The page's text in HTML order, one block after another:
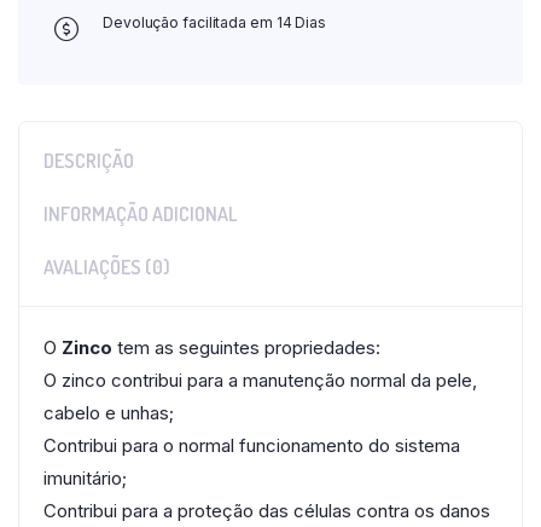
Devolução facilitada em 14 Dias
DESCRIÇÃO
INFORMAÇÃO ADICIONAL
AVALIAÇÕES (0)
O Zinco tem as seguintes propriedades:
O zinco contribui para a manutenção normal da pele,
cabelo e unhas;
Contribui para o normal funcionamento do sistema
imunitário;
Contribui para a proteção das células contra os danos